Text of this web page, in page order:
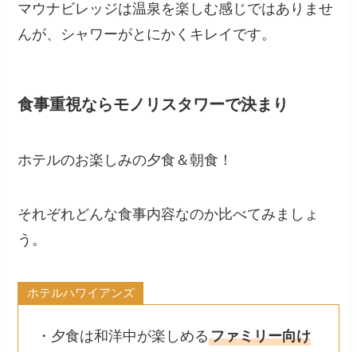
マウナビレッジは温泉を楽しむ感じではありませ
んが、シャワーがとにかくキレイです。
食事重視ならモノリスタワーで決まり
ホテルのお楽しみの夕食＆朝食！
それぞれどんな食事内容なのか比べてみましょ
う。
ホテルハワイアンズ
・夕食は和洋中が楽しめるファミリー向け